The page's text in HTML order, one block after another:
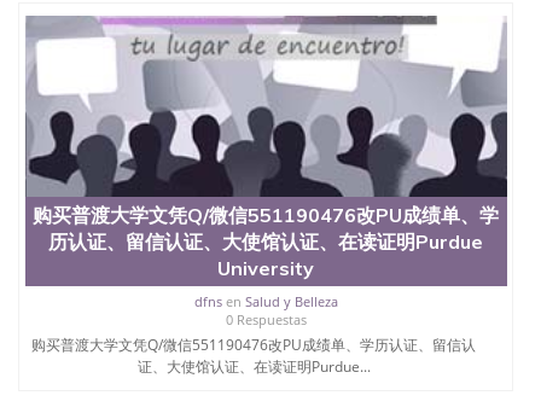
位、声誉、实习机会和影响力的高等教育机构，并获
誉为美国本科教育质量的核心代表。其计算机系与会
计系更是在当今美国大学教学排名中表现优异。其毕
业生大多可以在其所处地域的世界硅谷中心得到工作
机会。许多硅谷公司甚至在学生大三和大四的学期提
供许多相应科系的实习机会。无论是加州大学系统
(UC)，还是加州州立大学系统(CSU), 圣何塞州立大学
都占据着加州所有大学中的地理位置。 圣何塞州立大
学座落于硅谷(Silicon Valley), 于附近的旧金山-圣何塞
地区为全美的重要科技中心。约有学生三万人，超过
134种学士学科和65个硕士学科，并有来自世界60余
国的学生来此就读。其有名的科系如计算机科学，电
子工程学，工商管理学，艺术设计，和航空学等，深
受性肯定及好评；而各种大学部和研究所的商学课程
也吸引了众多不同国家的专业人士前来研究与学习。
二、办理流程： 1、收集客户办理信息； 2、客户付
定金下单； 3、公司确认到账转制作点做电子图；
购买普渡大学文凭Q/微信551190476改PU成绩单、学
历认证、留信认证、大使馆认证、在读证明Purdue
University
dfnsen Salud y Belleza
0 Respuestas
购买普渡大学文凭Q/微信551190476改PU成绩单、学历认证、留信认
证、大使馆认证、在读证明Purdue...